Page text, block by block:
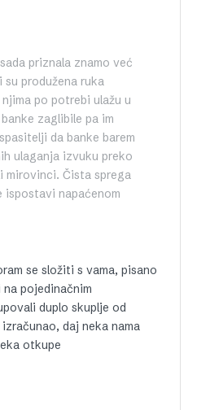
priznala znamo već
produžena ruka
po potrebi ulažu u
zaglibile pa im
da banke barem
ulaganja izvuku preko
mirovinci. Čista sprega
ispostavi napaćenom
se složiti s vama, pisano
pojedinačnim
duplo skuplje od
daj neka nama
otkupe